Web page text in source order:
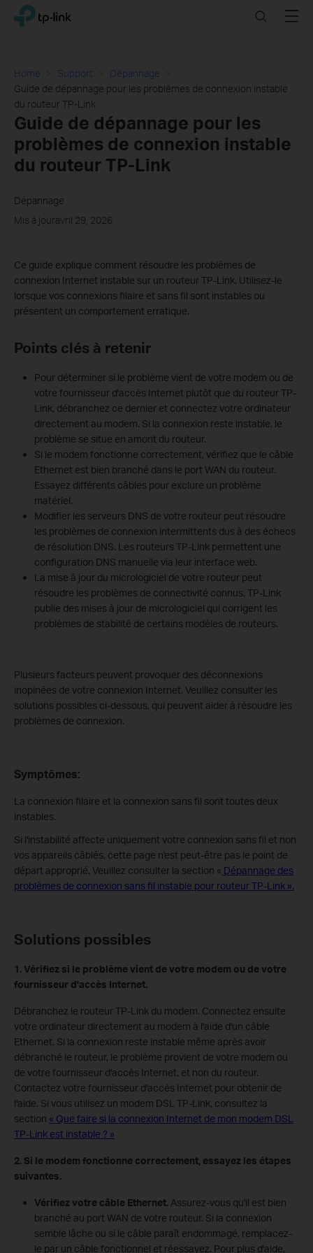
Click
navigation
TP-Link, Reliably Smart SearchMenu
Home Support
Dépannage
Guide de dépannage pour les problèmes de connexion instable
du routeur TP-Link
Guide de dépannage pour les
problèmes de connexion instable
du routeur TP-Link
Dépannage
Mis à jouravril 29, 2026
Ce guide explique comment résoudre les problèmes de
connexion Internet instable sur un routeur TP-Link. Utilisez-le
lorsque vos connexions filaire et sans fil sont instables ou
présentent un comportement erratique.
Points clés à retenir
Pour déterminer si le problème vient de votre modem ou de
votre fournisseur d'accès Internet plutôt que du routeur TP-
Link, débranchez ce dernier et connectez votre ordinateur
directement au modem. Si la connexion reste instable, le
problème se situe en amont du routeur.
Si le modem fonctionne correctement, vérifiez que le câble
Ethernet est bien branché dans le port WAN du routeur.
Essayez différents câbles pour exclure un problème
matériel.
Modifier les serveurs DNS de votre routeur peut résoudre
les problèmes de connexion intermittents dus à des échecs
de résolution DNS. Les routeurs TP-Link permettent une
configuration DNS manuelle via leur interface web.
La mise à jour du micrologiciel de votre routeur peut
résoudre les problèmes de connectivité connus. TP-Link
publie des mises à jour de micrologiciel qui corrigent les
problèmes de stabilité de certains modèles de routeurs.
Plusieurs facteurs peuvent provoquer des déconnexions
inopinées de votre connexion Internet. Veuillez consulter les
solutions possibles ci-dessous, qui peuvent aider à résoudre les
problèmes de connexion.
Symptômes:
La connexion filaire et la connexion sans fil sont toutes deux
instables.
Si l'instabilité affecte uniquement votre connexion sans fil et non
vos appareils câblés, cette page n'est peut-être pas le point de
départ approprié. Veuillez consulter la section « Dépannage des
problèmes de connexion sans fil instable pour routeur TP-Link ».
Solutions possibles
1. Vérifiez si le problème vient de votre modem ou de votre
fournisseur d'accès Internet.
Débranchez le routeur TP-Link du modem. Connectez ensuite
votre ordinateur directement au modem à l'aide d'un câble
Ethernet. Si la connexion reste instable même après avoir
débranché le routeur, le problème provient de votre modem ou
de votre fournisseur d'accès Internet, et non du routeur.
Contactez votre fournisseur d'accès Internet pour obtenir de
l'aide. Si vous utilisez un modem DSL TP-Link, consultez la
section « Que faire si la connexion Internet de mon modem DSL
TP-Link est instable ? »
2. Si le modem fonctionne correctement, essayez les étapes
suivantes.
Vérifiez votre câble Ethernet. Assurez-vous qu'il est bien
branché au port WAN de votre routeur. Si la connexion
semble lâche ou si le câble paraît endommagé, remplacez-
le par un câble fonctionnel et réessayez. Pour plus d'aide,